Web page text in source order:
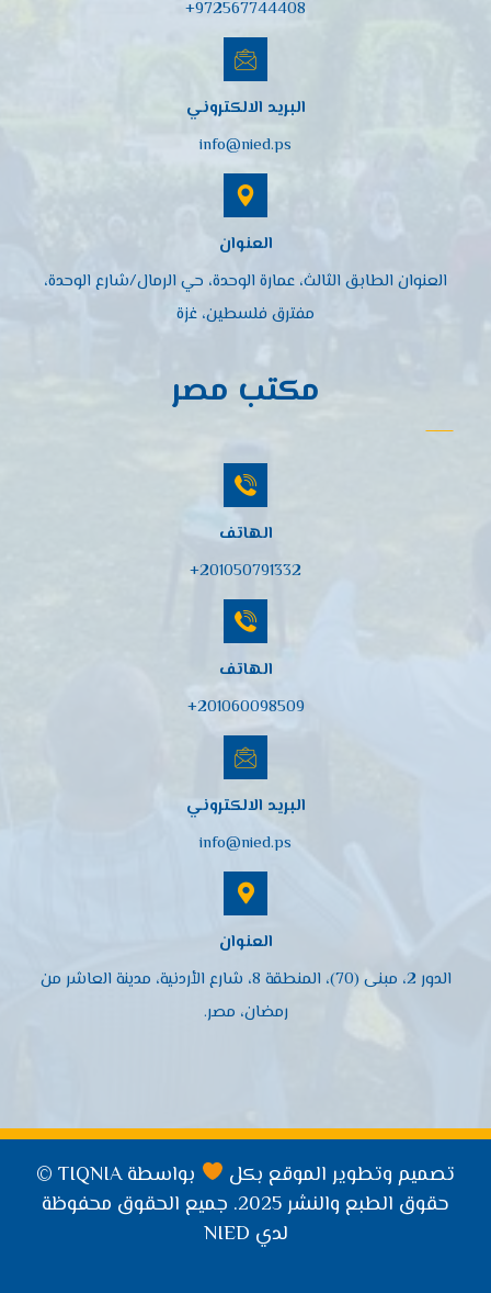
972567744408+
البريد الالكتروني
info@nied.ps
العنوان
العنوان الطابق الثالث، عمارة الوحدة، حي الرمال/شارع الوحدة،
مفترق فلسطين، غزة
مكتب مصر
الهاتف
201050791332+
الهاتف
201060098509+
البريد الالكتروني
info@nied.ps
العنوان
الدور 2، مبنى (70)، المنطقة 8، شارع الأردنية، مدينة العاشر من
رمضان، مصر.
تصميم وتطوير الموقع بكل
بواسطة TIQNIA ©
حقوق الطبع والنشر 2025. جميع الحقوق محفوظة
لدي NIED